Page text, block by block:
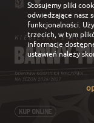
Stosujemy pliki
odwiedzające nasz
funkcjonalności.
trzecich, w tym
informacje
ustawień należy